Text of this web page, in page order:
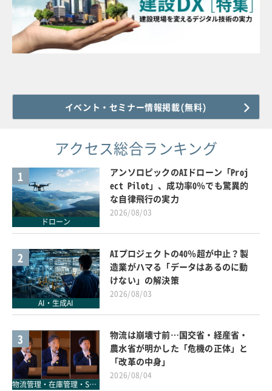
イベント・セミナー情報掲載(無料)
アクセス総合ランキング
1
ドローン
アンソロピックのAIドローン「Proj
ect Pilot」、成功率0％でも驚異的
な自律飛行の実力
2026/08/03
2
AI・生成AI
AIプロジェクトの40％超が中止？製
造業がハマる「データはあるのに動
けない」の解決策
2026/08/03
3
物流管理・在庫管理・SCM
物流は崩壊寸前…国交省・経産省・
農水省が明かした「危機の正体」と
「改革の中身」
2026/08/04